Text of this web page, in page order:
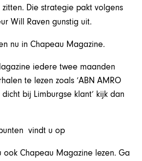
Die strategie pakt volgens
Will Raven gunstig uit.
nu in Chapeau Magazine.
iedere twee maanden
te lezen zoals ‘ABN AMRO
bij Limburgse klant’ kijk dan
vindt u op
Chapeau Magazine lezen. Ga